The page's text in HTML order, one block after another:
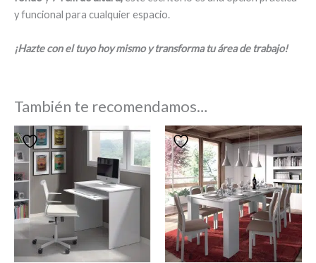
y funcional para cualquier espacio.
¡Hazte con el tuyo hoy mismo y transforma tu área de trabajo!
También te recomendamos…